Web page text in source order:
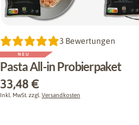
Typ: 3 Bewertungen
NEU
Pasta All-in Probierpaket
Regulärer
Preis
33,48 €
Inkl. MwSt. zzgl. Versandkosten